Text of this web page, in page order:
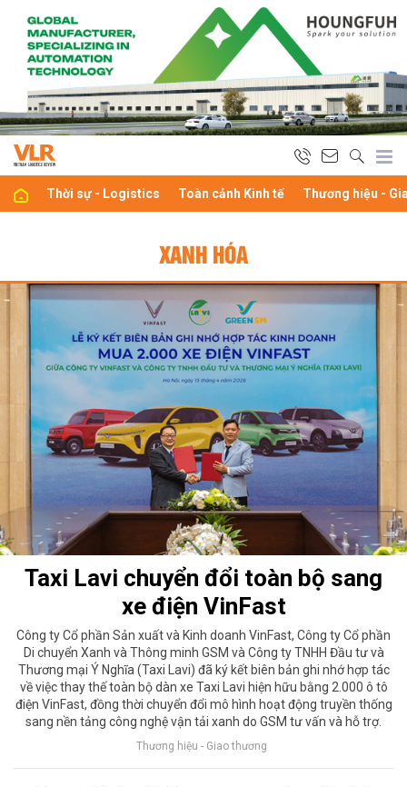
Thời sự - Logistics Toàn cảnh Kinh tế Thương hiệu -
XANH HÓA
Taxi Lavi chuyển đổi toàn bộ sang
xe điện VinFast
Công ty Cổ phần Sản xuất và Kinh doanh VinFast, Công ty Cổ phần
Di chuyển Xanh và Thông minh GSM và Công ty TNHH Đầu tư và
Thương mại Ý Nghĩa (Taxi Lavi) đã ký kết biên bản ghi nhớ hợp tác
về việc thay thế toàn bộ dàn xe Taxi Lavi hiện hữu bằng 2.000 ô tô
điện VinFast, đồng thời chuyển đổi mô hình hoạt động truyền thống
sang nền tảng công nghệ vận tải xanh do GSM tư vấn và hỗ trợ.
Thương hiệu - Giao thương